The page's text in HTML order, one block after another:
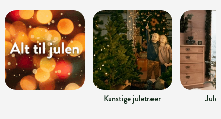
Kunstige juletræer